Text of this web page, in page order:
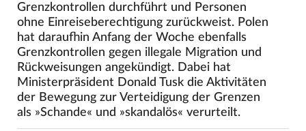
Grenzkontrollen durchführt und Personen
ohne Einreiseberechtigung zurückweist. Polen
hat daraufhin Anfang der Woche ebenfalls
Grenzkontrollen gegen illegale Migration und
Rückweisungen angekündigt. Dabei hat
Ministerpräsident Donald Tusk die Aktivitäten
der Bewegung zur Verteidigung der Grenzen
als »Schande« und »skandalös« verurteilt.